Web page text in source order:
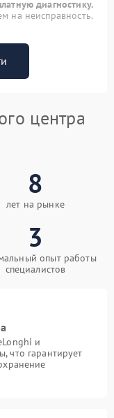
диагностику.
на неисправность.
центра
8
лет на рынке
3
опыт работы
специалистов
и
что гарантирует